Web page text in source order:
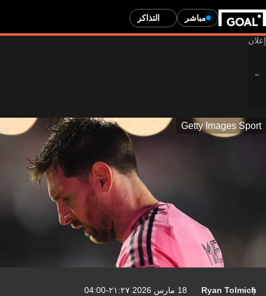
مباشر التذاكر
Getty Images Sport
Ryan Tolmich 18 مارس 2026 ٢١:٢٧-04:00